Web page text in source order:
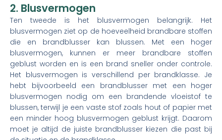
2. Blusvermogen
Ten tweede is het blusvermogen belangrijk. Het
blusvermogen ziet op de hoeveelheid brandbare stoffen
die en brandblusser kan blussen. Met een hoger
blusvermogen, kunnen er meer brandbare stoffen
geblust worden en is een brand sneller onder controle.
Het blusvermogen is verschillend per brandklasse. Je
hebt bijvoorbeeld een brandblusser met een hoger
blusvermogen nodig om een brandende vloeistof te
blussen, terwijl je een vaste stof zoals hout of papier met
een minder hoog blusvermogen geblust krijgt. Daarom
moet je altijd de juiste brandblusser kiezen die past bij